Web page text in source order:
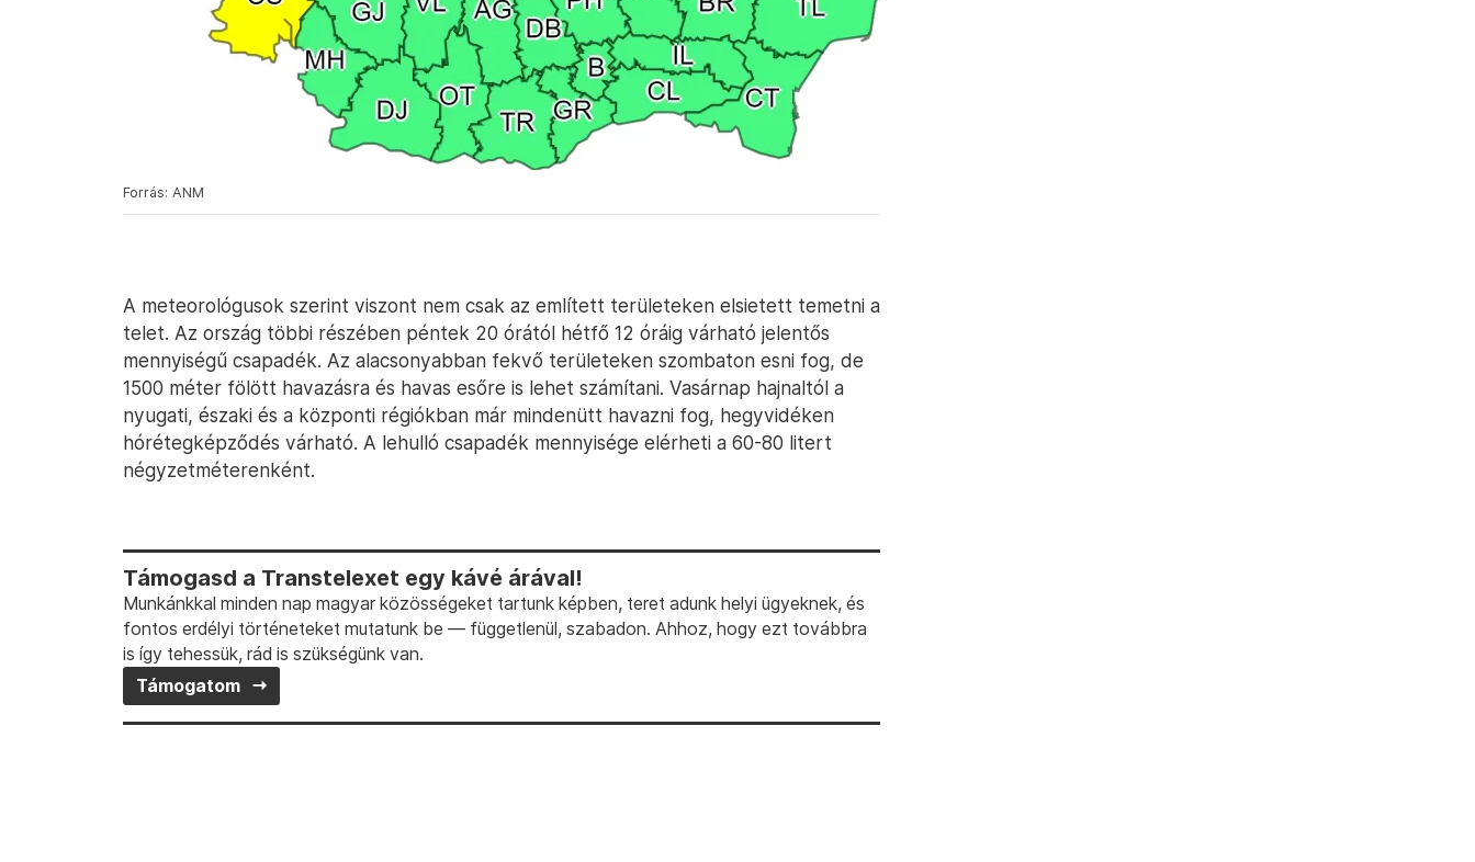
Forrás: ANM
A meteorológusok szerint viszont nem csak az említett területeken elsietett temetni a
telet. Az ország többi részében péntek 20 órától hétfő 12 óráig várható jelentős
mennyiségű csapadék. Az alacsonyabban fekvő területeken szombaton esni fog, de
1500 méter fölött havazásra és havas esőre is lehet számítani. Vasárnap hajnaltól a
nyugati, északi és a központi régiókban már mindenütt havazni fog, hegyvidéken
hórétegképződés várható. A lehulló csapadék mennyisége elérheti a 60-80 litert
négyzetméterenként.
Támogasd a Transtelexet egy kávé árával!
Munkánkkal minden nap magyar közösségeket tartunk képben, teret adunk helyi ügyeknek, és
fontos erdélyi történeteket mutatunk be — függetlenül, szabadon. Ahhoz, hogy ezt továbbra
is így tehessük, rád is szükségünk van.
Támogatom